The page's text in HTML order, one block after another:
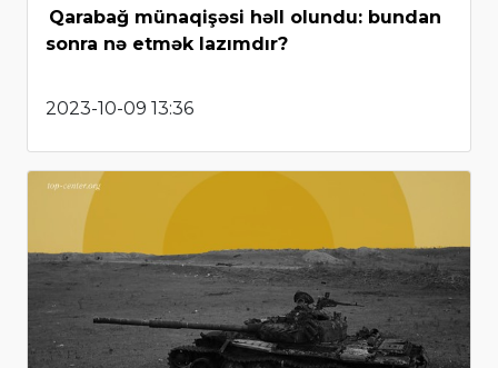
Qarabağ münaqişəsi həll olundu: bundan
sonra nə etmək lazımdır?
2023-10-09 13:36